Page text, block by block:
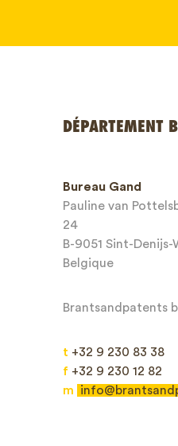
DÉPARTEMENT
Bureau Gand
Pauline van
24
B-9051 Sint-Denijs-
Belgique
Brantsandpatents
t +32 9 230 83 38
f +32 9 230 12 82
m